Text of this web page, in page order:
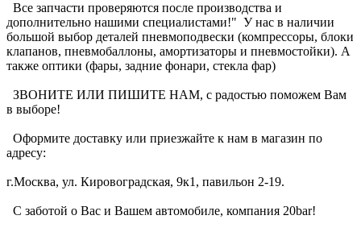
Все запчасти проверяются после производства и
дополнительно нашими специалистами!" У нас в наличии
большой выбор деталей пневмоподвески (компрессоры, блоки
клапанов, пневмобаллоны, амортизаторы и пневмостойки). А
также оптики (фары, задние фонари, стекла фар)
ЗВОНИТЕ ИЛИ ПИШИТЕ НАМ, с радостью поможем Вам
в выборе!
Оформите доставку или приезжайте к нам в магазин по
адресу:
г.Москва, ул. Кировоградская, 9к1, павильон 2-19.
С заботой о Вас и Вашем автомобиле, компания 20bar!